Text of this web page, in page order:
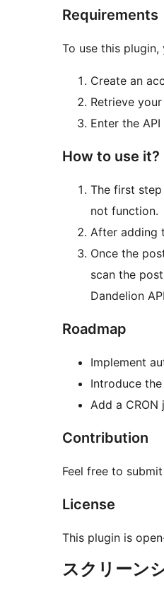
Requirements
To use this
Create an
Retrieve
Enter the
How to use it?
The first
not function.
After adding
Once the
scan the
Dandelion
Roadmap
Implement
Introduce
Add a
Contribution
Feel free to
License
This plugin is
スクリーン